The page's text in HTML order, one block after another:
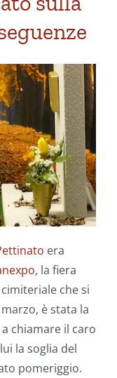
era
, la fiera
che si
è stata la
chiamare il caro
la soglia del
pomeriggio.